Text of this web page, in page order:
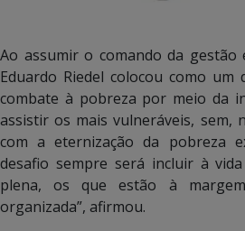
Ao assumir o comando da gestão
Eduardo Riedel colocou como um
combate à pobreza por meio da
assistir os mais vulneráveis, sem,
com a eternização da pobreza
desafio sempre será incluir à
plena, os que estão à
organizada”, afirmou.